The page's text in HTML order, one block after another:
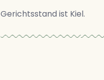
Gerichtsstand ist Kiel.